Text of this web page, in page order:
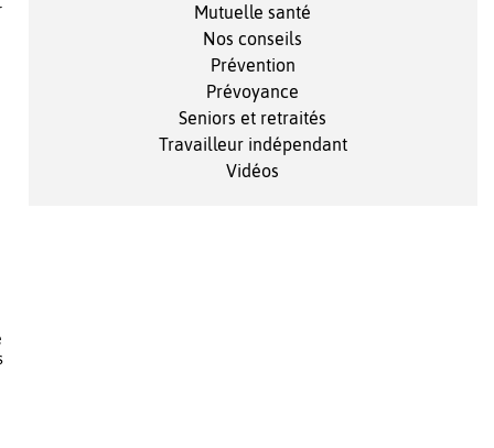
Mutuelle santé
Nos conseils
Prévention
Prévoyance
Seniors et retraités
Travailleur indépendant
Vidéos